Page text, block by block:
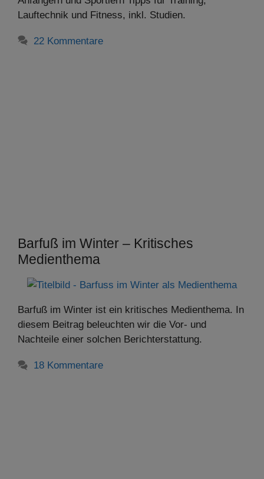
Lauftechnik und Fitness, inkl. Studien.
22 Kommentare
Barfuß im Winter – Kritisches
Medienthema
Barfuß im Winter ist ein kritisches Medienthema. In
diesem Beitrag beleuchten wir die Vor- und
Nachteile einer solchen Berichterstattung.
18 Kommentare